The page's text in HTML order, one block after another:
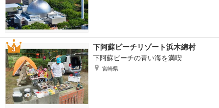
下阿蘇ビーチリゾート浜木綿村
下阿蘇ビーチの青い海を満喫
宮崎県